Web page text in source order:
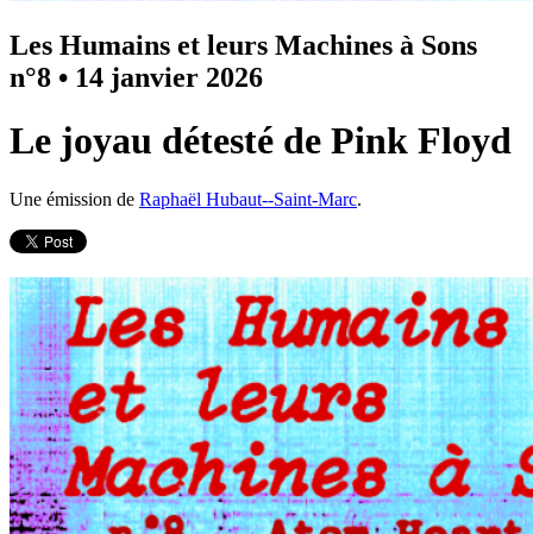
Les Humains et leurs Machines à Sons
n°8 • 14 janvier 2026
Le joyau détesté de Pink Floyd
Une émission de Raphaël Hubaut--Saint-Marc.